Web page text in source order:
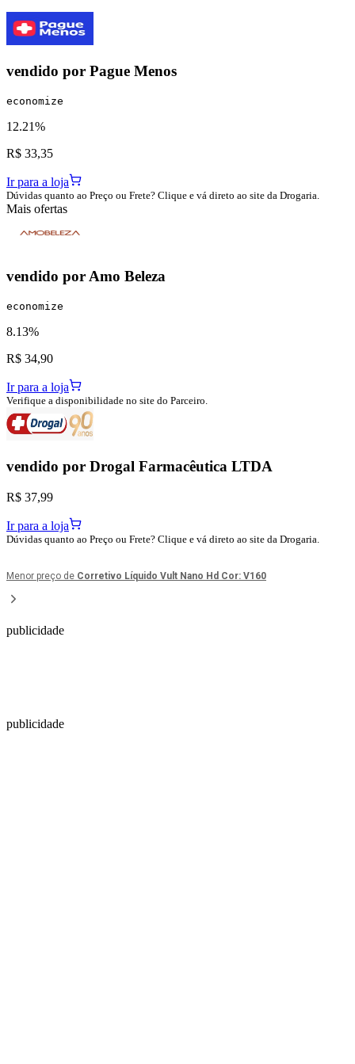
vendido por Pague Menos
economize
12.21%
R$ 33,35
Ir para a loja
Dúvidas quanto ao Preço ou Frete? Clique e vá direto ao site da Drogaria.
Mais ofertas
vendido por Amo Beleza
economize
8.13%
R$ 34,90
Ir para a loja
Verifique a disponibilidade no site do Parceiro.
vendido por Drogal Farmacêutica LTDA
R$ 37,99
Ir para a loja
Dúvidas quanto ao Preço ou Frete? Clique e vá direto ao site da Drogaria.
Menor preço de Corretivo Líquido Vult Nano Hd Cor: V160
publicidade
publicidade